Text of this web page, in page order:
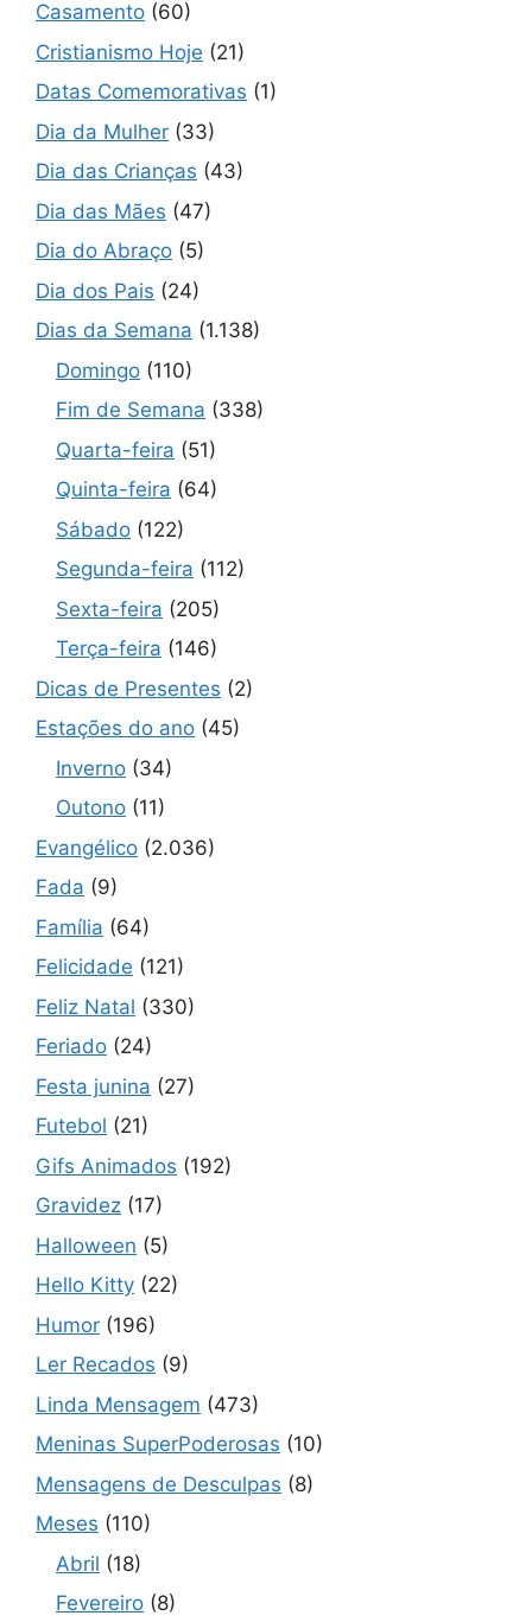
Casamento (60)
Cristianismo Hoje (21)
Datas Comemorativas (1)
Dia da Mulher (33)
Dia das Crianças (43)
Dia das Mães (47)
Dia do Abraço (5)
Dia dos Pais (24)
Dias da Semana (1.138)
Domingo (110)
Fim de Semana (338)
Quarta-feira (51)
Quinta-feira (64)
Sábado (122)
Segunda-feira (112)
Sexta-feira (205)
Terça-feira (146)
Dicas de Presentes (2)
Estações do ano (45)
Inverno (34)
Outono (11)
Evangélico (2.036)
Fada (9)
Família (64)
Felicidade (121)
Feliz Natal (330)
Feriado (24)
Festa junina (27)
Futebol (21)
Gifs Animados (192)
Gravidez (17)
Halloween (5)
Hello Kitty (22)
Humor (196)
Ler Recados (9)
Linda Mensagem (473)
Meninas SuperPoderosas (10)
Mensagens de Desculpas (8)
Meses (110)
Abril (18)
Fevereiro (8)